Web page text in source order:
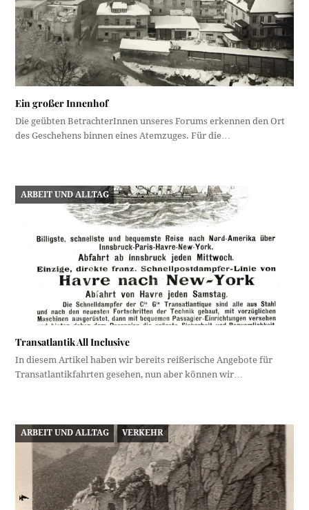
Ein großer Innenhof
Die geübten BetrachterInnen unseres Forums erkennen den Ort
des Geschehens binnen eines Atemzuges. Für die…
ARBEIT UND ALLTAG
Transatlantik All Inclusive
In diesem Artikel haben wir bereits reißerische Angebote für
Transatlantikfahrten gesehen, nun aber können wir…
ARBEIT UND ALLTAG VERKEHR